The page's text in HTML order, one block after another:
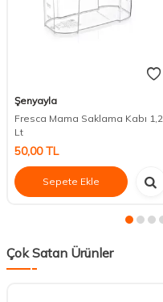
Şenyayla
Fresca Mama Saklama Kabı 1,2
Lt
50,00TL
Sepete Ekle
Çok Satan Ürünler